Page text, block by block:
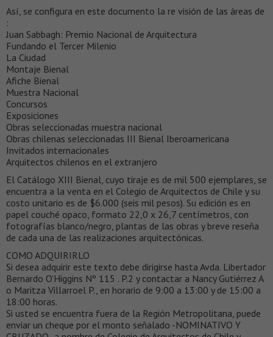
Así, se configura en este documento la re visión de las áreas de
:
Juan Sabbagh: Premio Nacional de Arquitectura
Fundando el Tercer Milenio
La Ciudad
Montaje Bienal
Afiche Bienal
Muestra Nacional
Concursos
Exposiciones
Obras seleccionadas muestra nacional
Obras chilenas seleccionadas III Bienal Iberoamericana
Invitados internacionales
Arquitectos chilenos en el extranjero
El Catálogo XIII Bienal, cuyo tiraje es de mil 500 ejemplares, se
encuentra a la venta en el Colegio de Arquitectos de Chile y su
costo unitario es de $6.000 (seis mil pesos). Su edición es en
papel couché opaco, formato 22,0 x 26,7 centímetros, con
fotografías blanco/negro, plantas de las obras y breve reseña
de cada una de las realizaciones arquitectónicas.
COMO ADQUIRIRLO
Si desea adquirir este texto debe dirigirse hasta Avda. Libertador
Bernardo O’Higgins Nº 115 . P.2 y contactar a Nancy Gutiérrez A
o Maritza Villarroel P., en horario de 9:00 a 13:00 y de 15:00 a
18:00 horas.
Si usted se encuentra fuera de la Región Metropolitana, puede
enviar un cheque por el monto señalado -NOMINATIVO Y